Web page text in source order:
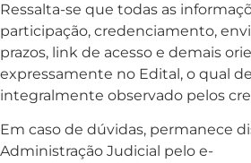
Ressalta-se que todas as
participação, credenciamento,
prazos, link de acesso e demais
expressamente no Edital, o qual
integralmente observado pelos
Em caso de dúvidas, permanece
Administração Judicial pelo e-